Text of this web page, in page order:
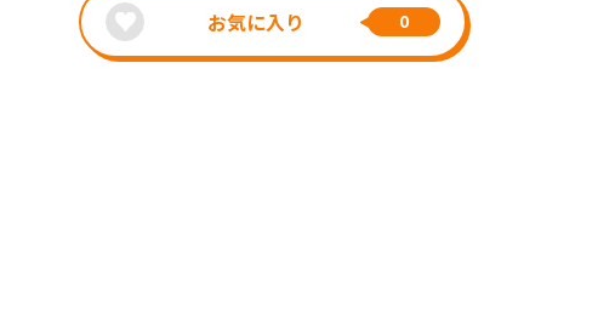
お気に入り 0